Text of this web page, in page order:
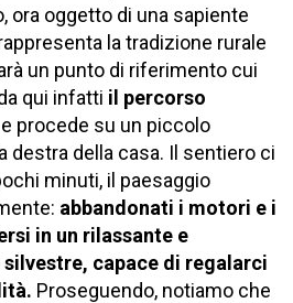
ora oggetto di una sapiente
la tradizione rurale
un punto di riferimento cui
qui infatti il percorso
e procede su un piccolo
destra della casa. Il sentiero ci
minuti, il paesaggio
abbandonati i motori e i
in un rilassante e
capace di regalarci
Proseguendo, notiamo che